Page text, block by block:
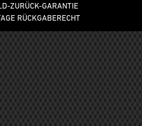
ZURÜCK-GARANTIE
RÜCKGABERECHT